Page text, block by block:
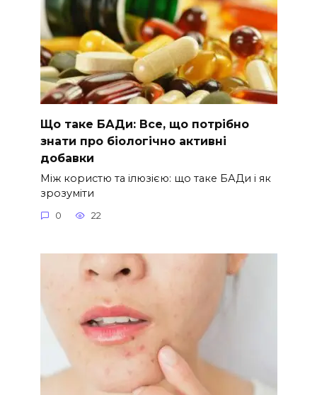
Що таке БАДи: Все, що потрібно
знати про біологічно активні
добавки
Між користю та ілюзією: що таке БАДи і як
зрозуміти
0 22